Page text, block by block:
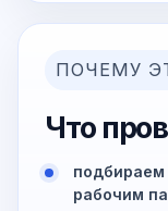
ПОЧЕМУ
Что
подбираем
рабочим